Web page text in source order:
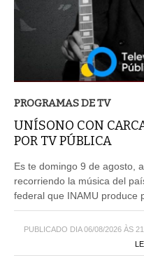
PROGRAMAS DE TV
UNÍSONO CON
POR TV PÚBLICA
Es te domingo 9 de agosto,
recorriendo la música del
federal que INAMU produce
PUBLICADO DIA 06/08/2026 ÀS